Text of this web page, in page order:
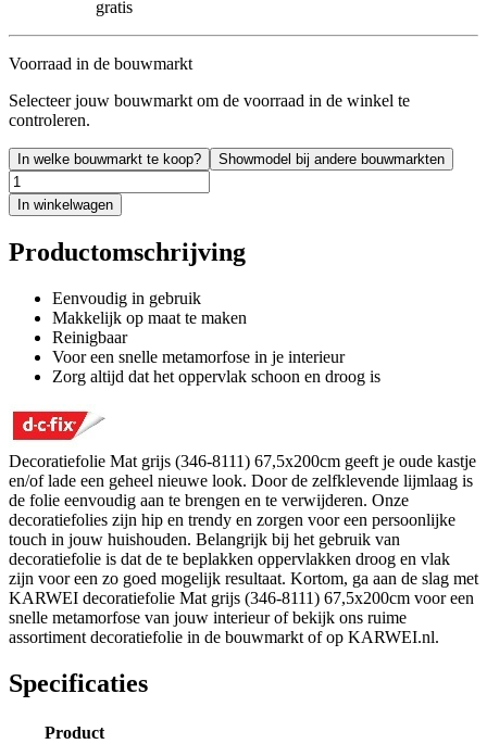
gratis
Voorraad in de bouwmarkt
Selecteer jouw bouwmarkt om de voorraad in de winkel te
controleren.
In welke bouwmarkt te koop? Showmodel bij andere bouwmarkten
In winkelwagen
Productomschrijving
Eenvoudig in gebruik
Makkelijk op maat te maken
Reinigbaar
Voor een snelle metamorfose in je interieur
Zorg altijd dat het oppervlak schoon en droog is
Decoratiefolie Mat grijs (346-8111) 67,5x200cm geeft je oude kastje
en/of lade een geheel nieuwe look. Door de zelfklevende lijmlaag is
de folie eenvoudig aan te brengen en te verwijderen. Onze
decoratiefolies zijn hip en trendy en zorgen voor een persoonlijke
touch in jouw huishouden. Belangrijk bij het gebruik van
decoratiefolie is dat de te beplakken oppervlakken droog en vlak
zijn voor een zo goed mogelijk resultaat. Kortom, ga aan de slag met
KARWEI decoratiefolie Mat grijs (346-8111) 67,5x200cm voor een
snelle metamorfose van jouw interieur of bekijk ons ruime
assortiment decoratiefolie in de bouwmarkt of op KARWEI.nl.
Specificaties
Product